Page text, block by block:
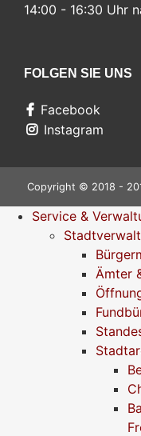
14:00 - 16:30 Uhr
FOLGEN SIE UNS
Facebook
Instagram
Copyright © 2018 -
Service &
Ämter